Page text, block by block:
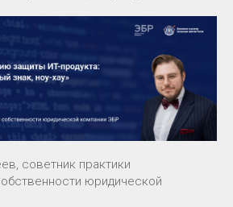
советник практики
юридической